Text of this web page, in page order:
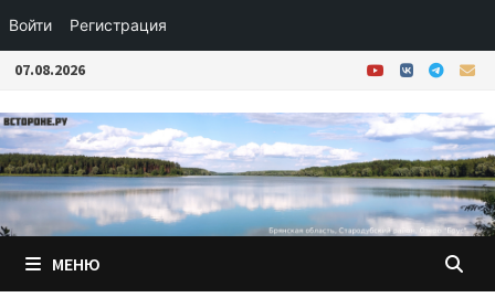
Войти Регистрация
Перейти
содержимому
07.08.2026
МЕНЮ